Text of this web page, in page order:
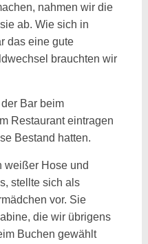
nahmen wir die
ab. Wie sich in
das eine gute
brauchten wir
Bar beim
Restaurant eintragen
Bestand hatten.
weißer Hose und
stellte sich als
vor. Sie
die wir übrigens
Buchen gewählt